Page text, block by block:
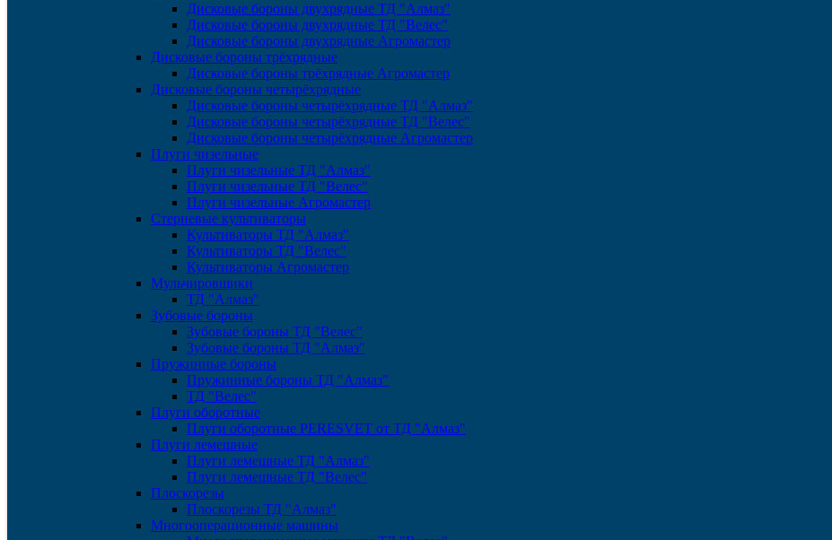
Дисковые бороны двухрядные ТД "Алмаз"
Дисковые бороны двухрядные ТД "Велес"
Дисковые бороны двухрядные Агромастер
Дисковые бороны трёхрядные
Дисковые бороны трёхрядные Агромастер
Дисковые бороны четырёхрядные
Дисковые бороны четырёхрядные ТД "Алмаз"
Дисковые бороны четырёхрядные ТД "Велес"
Дисковые бороны четырёхрядные Агромастер
Плуги чизельные
Плуги чизельные ТД "Алмаз"
Плуги чизельные ТД "Велес"
Плуги чизельные Агромастер
Стерневые культиваторы
Культиваторы ТД "Алмаз"
Культиваторы ТД "Велес"
Культиваторы Агромастер
Мульчировщики
ТД "Алмаз"
Зубовые бороны
Зубовые бороны ТД "Велес"
Зубовые бороны ТД "Алмаз"
Пружинные бороны
Пружинные бороны ТД "Алмаз"
ТД "Велес"
Плуги оборотные
Плуги оборотные PERESVET от ТД "Алмаз"
Плуги лемешные
Плуги лемешные ТД "Алмаз"
Плуги лемешные ТД "Велес"
Плоскорезы
Плоскорезы ТД "Алмаз"
Многооперационные машины